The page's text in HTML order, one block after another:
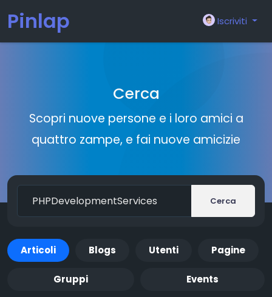
Pinlap Iscriviti
Cerca
Scopri nuove persone e i loro amici a
quattro zampe, e fai nuove amicizie
Cerca
Articoli Blogs Utenti Pagine
Gruppi Events